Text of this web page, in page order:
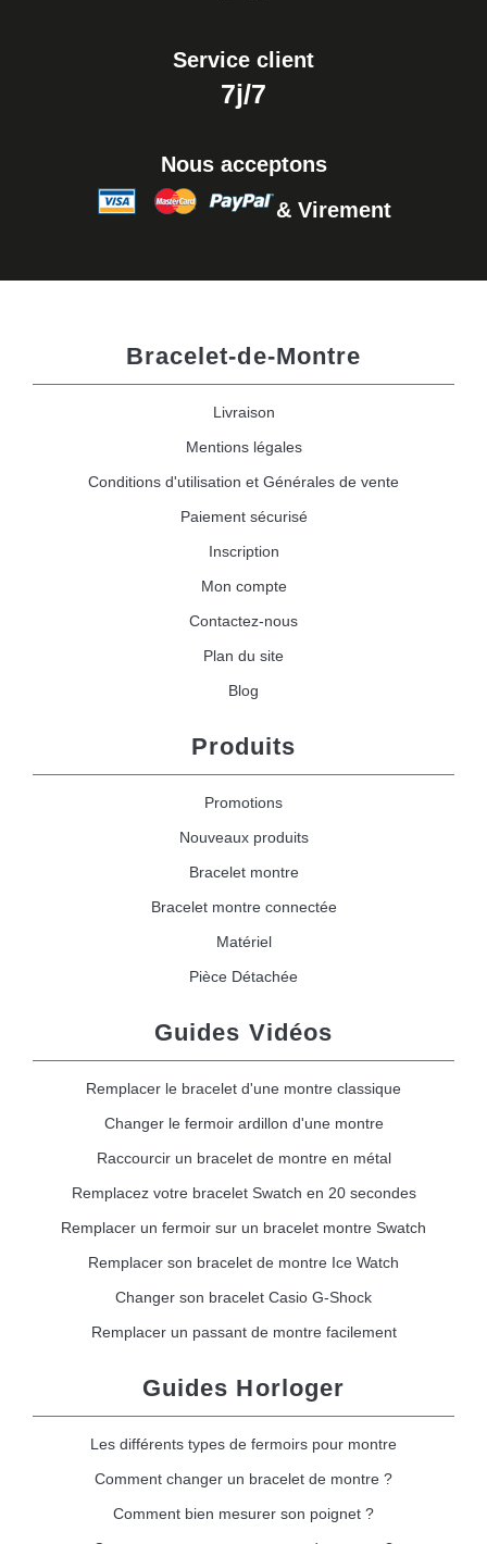
Service client
7j/7
Nous acceptons
& Virement
Bracelet-de-Montre
Livraison
Mentions légales
Conditions d'utilisation et Générales de vente
Paiement sécurisé
Inscription
Mon compte
Contactez-nous
Plan du site
Blog
Produits
Promotions
Nouveaux produits
Bracelet montre
Bracelet montre connectée
Matériel
Pièce Détachée
Guides Vidéos
Remplacer le bracelet d'une montre classique
Changer le fermoir ardillon d'une montre
Raccourcir un bracelet de montre en métal
Remplacez votre bracelet Swatch en 20 secondes
Remplacer un fermoir sur un bracelet montre Swatch
Remplacer son bracelet de montre Ice Watch
Changer son bracelet Casio G-Shock
Remplacer un passant de montre facilement
Guides Horloger
Les différents types de fermoirs pour montre
Comment changer un bracelet de montre ?
Comment bien mesurer son poignet ?